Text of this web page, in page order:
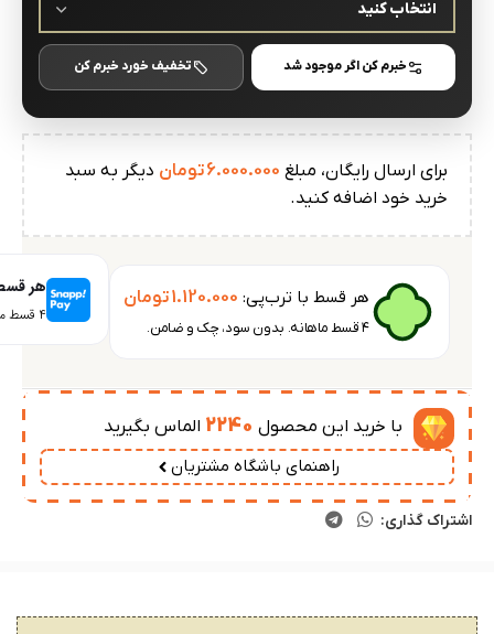
خبرم کن اگر موجود شد تخفیف خورد خبرم کن
برای ارسال رایگان، مبلغ 6.000.000تومان دیگر به سبد
خرید خود اضافه کنید.
هر قسط با ترب‌پی: 1.120.000تومان
۴ قسط ماهانه. بدون سود، چک و ضامن.
هر
۴ قسط ماهانه. بدون سود، چک و ضامن.
با خرید این محصول 2240 الماس بگیرید
راهنمای باشگاه مشتریان
اشتراک گذاری: